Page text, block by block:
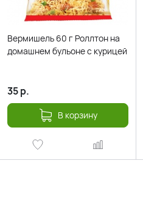
Вермишель 60 г Роллтон на
домашнем бульоне с курицей
35р.
В корзину